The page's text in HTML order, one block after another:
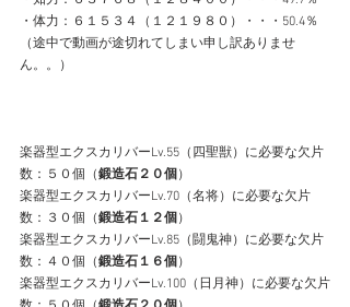
・体力：６１５３４（１２１９８０）・・・50.4％
（途中で動画が途切れてしまい申し訳ありませ
ん。。）
楽器型エクスカリバーLv.55（四聖獣）に必要な欠片
数：５０個（鍛造石２０個 ）
楽器型エクスカリバーLv.70（名将）に必要な欠片
数：３０個（鍛造石１２個 ）
楽器型エクスカリバーLv.85（闘鬼神）に必要な欠片
数：４０個（鍛造石１６個 ）
楽器型エクスカリバーLv.100（日月神）に必要な欠片